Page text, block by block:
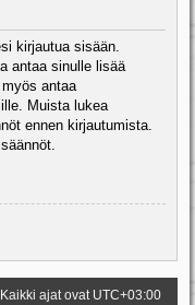
kirjautua sisään.
antaa sinulle lisää
antaa
Muista lukea
ennen kirjautumista.
Kaikki ajat ovat UTC+03:00